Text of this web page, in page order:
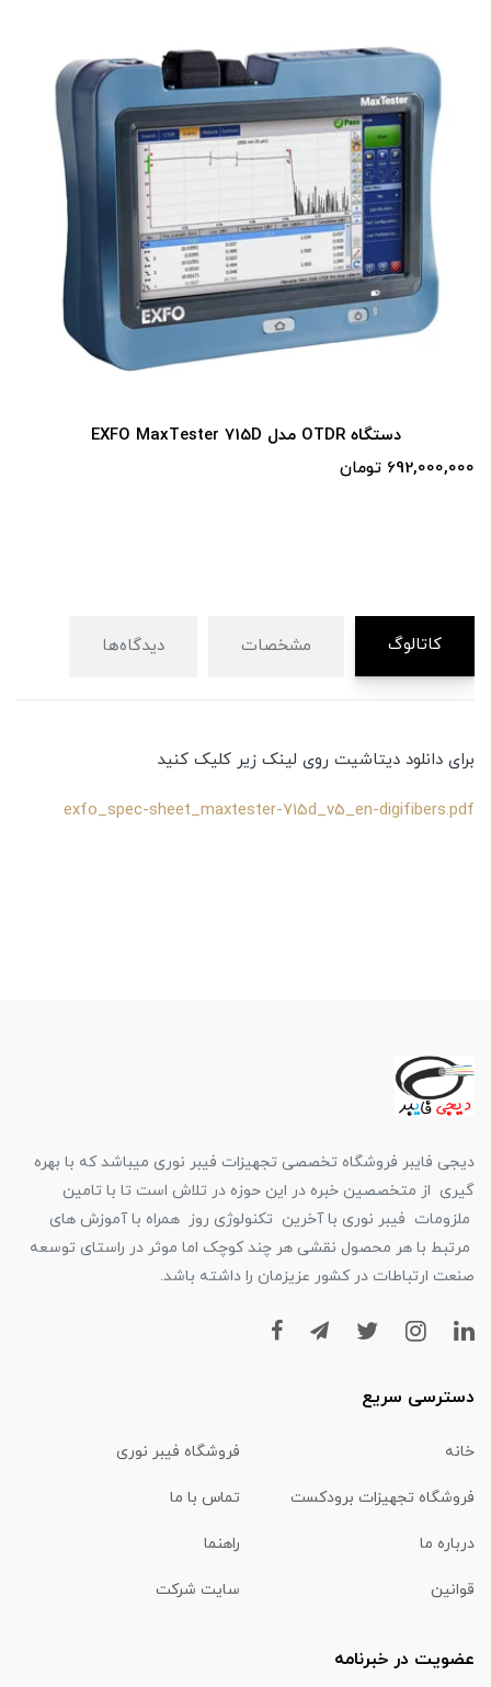
دستگاه OTDR مدل EXFO MaxTester 715D
692,000,000 تومان
کاتالوگ مشخصات دیدگاه‌ها
برای دانلود دیتاشیت روی لینک زیر کلیک کنید
exfo_spec-sheet_maxtester-715d_v5_en-digifibers.pdf
دیجی فایبر فروشگاه تخصصی تجهیزات فیبر نوری میباشد که با بهره
گیری از متخصصین خبره در این حوزه در تلاش است تا با تامین
ملزومات فیبر نوری با آخرین تکنولوژی روز همراه با آموزش های
مرتبط با هر محصول نقشی هر چند کوچک اما موثر در راستای توسعه
صنعت ارتباطات در کشور عزیزمان را داشته باشد.
دسترسی سریع
خانه فروشگاه فیبر نوری
فروشگاه تجهیزات برودکست تماس با ما
درباره ما راهنما
قوانین سایت شرکت
عضویت در خبرنامه